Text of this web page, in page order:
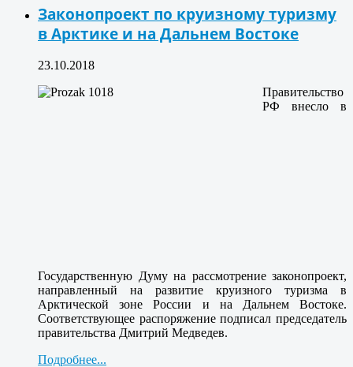
Законопроект по круизному туризму
в Арктике и на Дальнем Востоке
23.10.2018
Правительство
РФ внесло в
Государственную Думу на рассмотрение законопроект,
направленный на развитие круизного туризма в
Арктической зоне России и на Дальнем Востоке.
Соответствующее распоряжение подписал председатель
правительства Дмитрий Медведев.
Подробнее...